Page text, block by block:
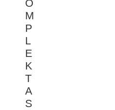
O
M
P
L
E
K
T
A
S